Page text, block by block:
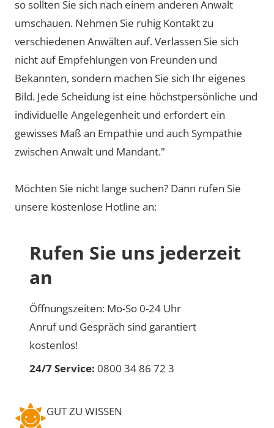
so sollten Sie sich nach einem anderen Anwalt
umschauen. Nehmen Sie ruhig Kontakt zu
verschiedenen Anwälten auf. Verlassen Sie sich
nicht auf Empfehlungen von Freunden und
Bekannten, sondern machen Sie sich Ihr eigenes
Bild. Jede Scheidung ist eine höchstpersönliche und
individuelle Angelegenheit und erfordert ein
gewisses Maß an Empathie und auch Sympathie
zwischen Anwalt und Mandant."
Möchten Sie nicht lange suchen? Dann rufen Sie
unsere kostenlose Hotline an:
Rufen Sie uns jederzeit
an
Öffnungszeiten: Mo-So 0-24 Uhr
Anruf und Gespräch sind garantiert
kostenlos!
24/7 Service: 0800 34 86 72 3
GUT ZU WISSEN